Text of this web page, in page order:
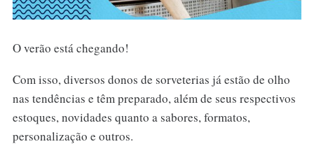
O verão está chegando!
Com isso, diversos donos de sorveterias já estão de olho
nas tendências e têm preparado, além de seus respectivos
estoques, novidades quanto a sabores, formatos,
personalização e outros.